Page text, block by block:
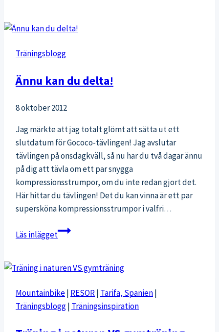
–
Träningsblogg
Ännu kan du delta!
8 oktober 2012
Jag märkte att jag totalt glömt att sätta ut ett
slutdatum för Gococo-tävlingen! Jag avslutar
tävlingen på onsdagkväll, så nu har du två dagar ännu
på dig att tävla om ett par snygga
kompressionsstrumpor, om du inte redan gjort det.
Här hittar du tävlingen! Det du kan vinna är ett par
supersköna kompressionsstrumpor i valfri…
Läs inläggetÄnnu
delta!
Mountainbike| RESOR| Tarifa, Spanien|
Träningsblogg| Träningsinspiration